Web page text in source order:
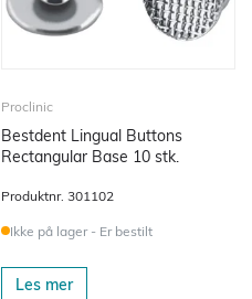
Proclinic
Bestdent Lingual Buttons
Rectangular Base 10 stk.
Produktnr. 301102
Ikke på lager - Er bestilt
Les mer